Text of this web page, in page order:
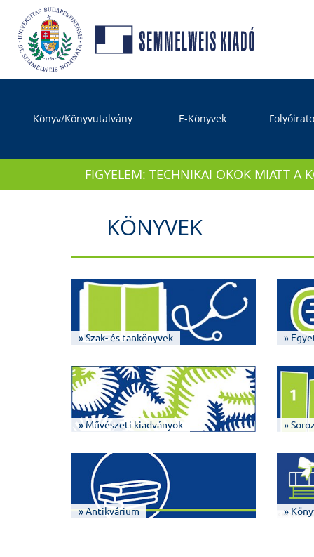
Könyv/Könyvutalvány E-Könyvek
FIGYELEM: TECHNIKAI OKOK MIATT A
KÖNYVEK
» Szak- és tankönyvek »
» Művészeti kiadványok »
» Antikvárium »